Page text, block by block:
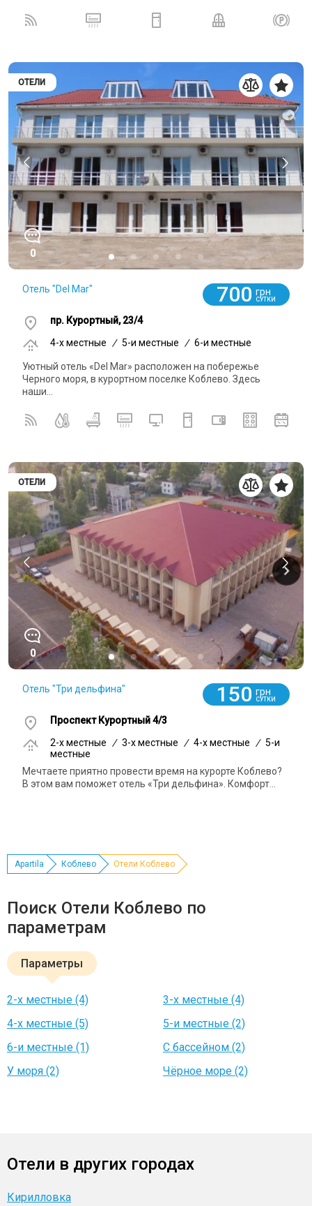
ОТЕЛИ
0
Отель "Del Mar" 700 грн
СУТКИ
пр. Курортный, 23/4
4-x местные
/ 5-и местные / 6-и местные
Уютный отель «Del Mar» расположен на побережье
Черного моря, в курортном поселке Коблево. Здесь
наши...
ОТЕЛИ
0
Отель "Три дельфина" 150 грн
СУТКИ
Проспект Курортный 4/3
2-x местные
/ 3-x местные / 4-x местные / 5-и
местные
Мечтаете приятно провести время на курорте Коблево?
В этом вам поможет отель «Три дельфина». Комфорт...
Apartila Коблево Отели Коблево
Поиск Отели Коблево по
параметрам
Параметры
2-х местные (4)
3-х местные (4)
4-х местные (5)
5-и местные (2)
6-и местные (1)
С бассейном (2)
У моря (2)
Чёрное море (2)
Отели в других городах
Кирилловка